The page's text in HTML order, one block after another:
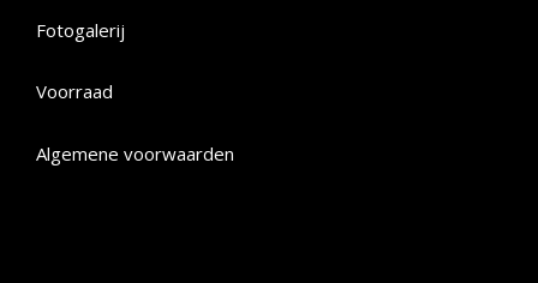
Fotogalerij
Voorraad
Algemene voorwaarden